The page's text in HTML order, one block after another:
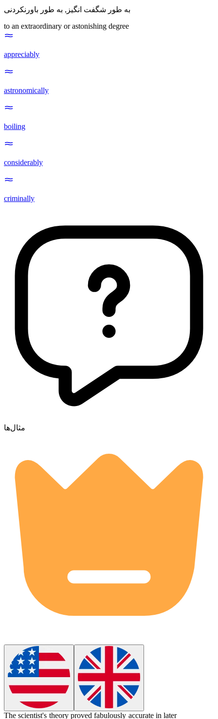
به طور شگفت انگیز , به طور باورنکردنی
to an extraordinary or astonishing degree
appreciably
astronomically
boiling
considerably
criminally
مثال‌ها
The scientist's theory provedfabulously accurate in later